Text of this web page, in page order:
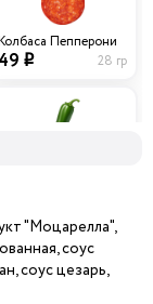
Пепперони
49 i 28 гр
Колбаски Охотничьи
"Моцарелла",
соус
соус цезарь,